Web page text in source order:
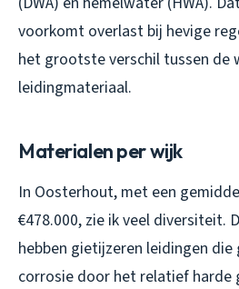
voorkomt overlast bij hevige
het grootste verschil tussen de
leidingmateriaal.
Materialen per wijk
In Oosterhout, met een
€478.000, zie ik veel diversiteit.
hebben gietijzeren leidingen
corrosie door het relatief harde